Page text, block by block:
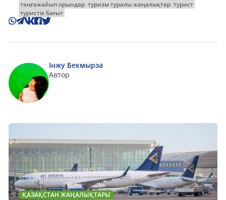
таңғажайып орындар туризм туралы жаңалықтар турист
туристік бағыт
Інжу Бекмырза
Автор
ҚАЗАҚСТАН ЖАҢАЛЫҚТАРЫ